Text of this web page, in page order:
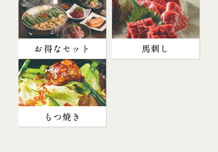
お得なセット 馬刺し
もつ焼き